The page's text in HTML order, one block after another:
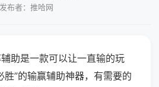
发布者：推哈网
助是一款可以让一直输的玩
胜”的输赢辅助神器，有需要的